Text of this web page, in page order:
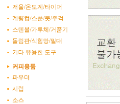
저울/온도계/타이머
계량컵/스푼/붓/주걱
스텐볼/가루체/거품기
돌림판/식힘망/밀대
기타 유용한 도구
커피용품
파우더
시럽
소스